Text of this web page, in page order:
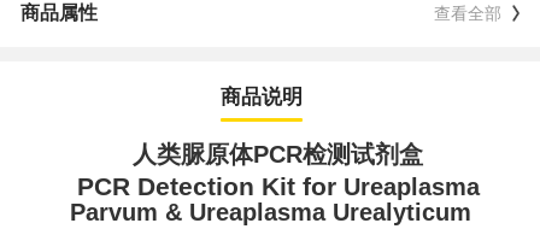
商品属性 查看全部
商品说明
人类脲原体PCR检测试剂盒
PCR Detection Kit for Ureaplasma
Parvum & Ureaplasma Urealyticum